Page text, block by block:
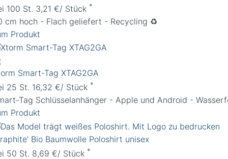
100 St. 3,21 €/ Stück *
cm hoch - Flach geliefert - Recycling ♻️
Produkt
Smart-Tag XTAG2GA
25 St. 16,32 €/ Stück *
Tag Schlüsselanhänger - Apple und Android -
Produkt
Bio Baumwolle Poloshirt unisex
50 St. 8,69 €/ Stück *